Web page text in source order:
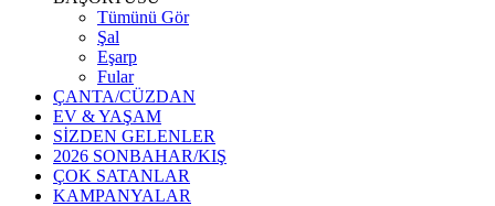
Tümünü Gör
Şal
Eşarp
Fular
ÇANTA/CÜZDAN
EV & YAŞAM
SİZDEN GELENLER
2026 SONBAHAR/KIŞ
ÇOK SATANLAR
KAMPANYALAR